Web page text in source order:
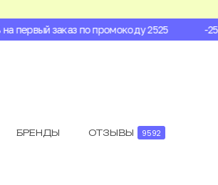
первый заказ по промокоду 2525 -25%
БРЕНДЫ ОТЗЫВЫ 9592